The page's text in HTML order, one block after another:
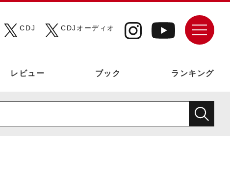
CDJ
CDJオーディオ
レビュー ブック ランキング